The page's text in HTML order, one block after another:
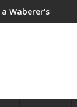
Waberer's